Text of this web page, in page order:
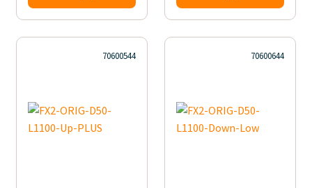
70600544 70600644